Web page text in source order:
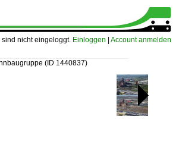
sind nicht eingeloggt. Einloggen Account anmelden
(ID 1440837)